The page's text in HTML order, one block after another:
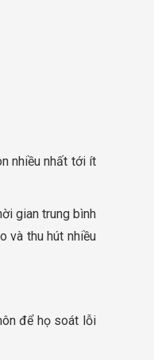
nhiều nhất tới ít
gian trung bình
và thu hút nhiều
để họ soát lỗi